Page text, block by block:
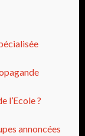
l’Ecole ?
annoncées